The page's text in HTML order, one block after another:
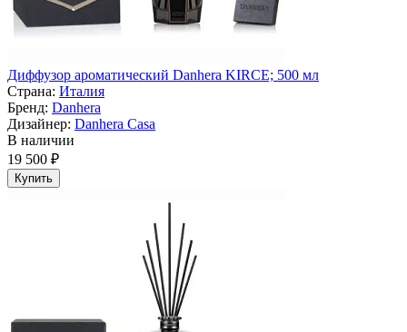
Диффузор ароматический Danhera KIRCE; 500 мл
Страна: Италия
Бренд: Danhera
Дизайнер: Danhera Casa
В наличии
19 500 ₽
Купить